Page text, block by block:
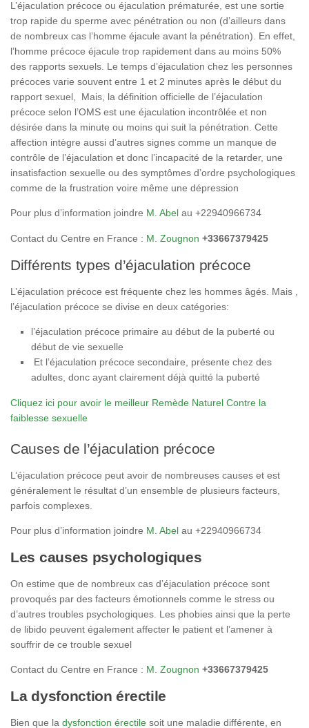
L’éjaculation précoce ou éjaculation prématurée, est une sortie
trop rapide du sperme avec pénétration ou non (d’ailleurs dans
de nombreux cas l’homme éjacule avant la pénétration). En effet,
l’homme précoce éjacule trop rapidement dans au moins 50%
des rapports sexuels. Le temps d’éjaculation chez les personnes
précoces varie souvent entre 1 et 2 minutes après le début du
rapport sexuel, Mais, la définition officielle de l’éjaculation
précoce selon l’OMS est une éjaculation incontrôlée et non
désirée dans la minute ou moins qui suit la pénétration. Cette
affection intègre aussi d’autres signes comme un manque de
contrôle de l’éjaculation et donc l’incapacité de la retarder, une
insatisfaction sexuelle ou des symptômes d’ordre psychologiques
comme de la frustration voire même une dépression
Pour plus d’information joindre M. Abel au +22940966734
Contact du Centre en France : M. Zougnon +33667379425
Différents types d’éjaculation précoce
L’éjaculation précoce est fréquente chez les hommes âgés. Mais ,
l’éjaculation précoce se divise en deux catégories:
l’éjaculation précoce primaire au début de la puberté ou
début de vie sexuelle
Et l’éjaculation précoce secondaire, présente chez des
adultes, donc ayant clairement déjà quitté la puberté
Cliquez ici pour avoir le meilleur Remède Naturel Contre la
faiblesse sexuelle
Causes de l’éjaculation précoce
L’éjaculation précoce peut avoir de nombreuses causes et est
généralement le résultat d’un ensemble de plusieurs facteurs,
parfois complexes.
Pour plus d’information joindre M. Abel au +22940966734
Les causes psychologiques
On estime que de nombreux cas d’éjaculation précoce sont
provoqués par des facteurs émotionnels comme le stress ou
d’autres troubles psychologiques. Les phobies ainsi que la perte
de libido peuvent également affecter le patient et l’amener à
souffrir de ce trouble sexuel
Contact du Centre en France : M. Zougnon +33667379425
La dysfonction érectile
Bien que la dysfonction érectile soit une maladie différente, en